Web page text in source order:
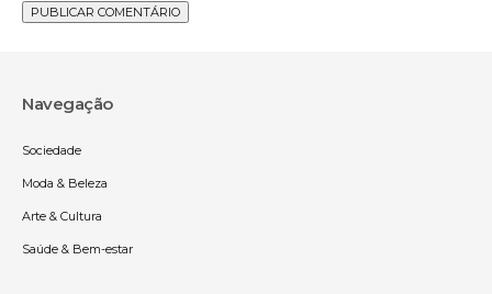
Navegação
Sociedade
Moda & Beleza
Arte & Cultura
Saúde & Bem-estar